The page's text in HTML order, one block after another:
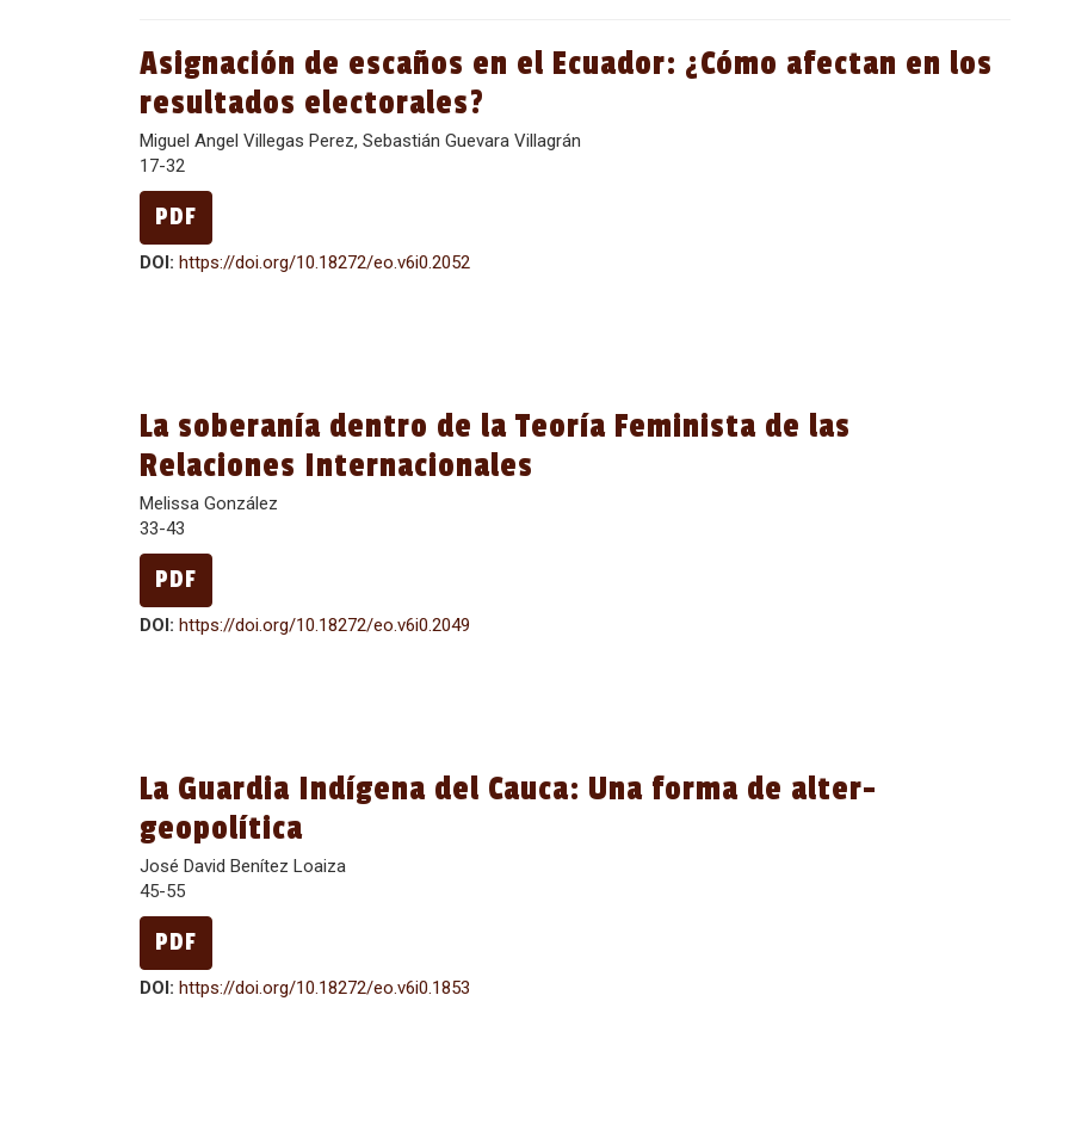
Asignación de escaños en el Ecuador: ¿Cómo afectan en los
resultados electorales?
Miguel Angel Villegas Perez, Sebastián Guevara Villagrán
17-32
PDF
DOI: https://doi.org/10.18272/eo.v6i0.2052
La soberanía dentro de la Teoría Feminista de las
Relaciones Internacionales
Melissa González
33-43
PDF
DOI: https://doi.org/10.18272/eo.v6i0.2049
La Guardia Indígena del Cauca: Una forma de alter-
geopolítica
José David Benítez Loaiza
45-55
PDF
DOI: https://doi.org/10.18272/eo.v6i0.1853